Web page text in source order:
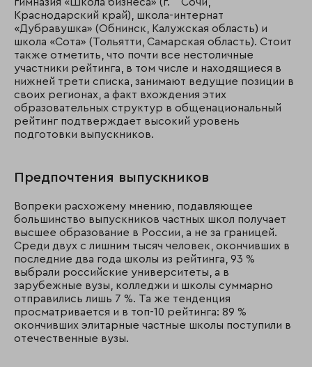
Краснодарский край), школа-интернат
«Дубравушка» (Обнинск, Калужская область) и
школа «Сота» (Тольятти, Самарская область). Стоит
также отметить, что почти все нестоличные
участники рейтинга, в том числе и находящиеся в
нижней трети списка, занимают ведущие позиции в
своих регионах, а факт вхождения этих
образовательных структур в общенациональный
рейтинг подтверждает высокий уровень
подготовки выпускников.
Предпочтения выпускников
Вопреки расхожему мнению, подавляющее
большинство выпускников частных школ получает
высшее образование в России, а не за границей.
Среди двух с лишним тысяч человек, окончивших в
последние два года школы из рейтинга, 93 %
выбрали российские университеты, а в
зарубежные вузы, колледжи и школы суммарно
отправились лишь 7 %. Та же тенденция
просматривается и в топ-10 рейтинга: 89 %
окончивших элитарные частные школы поступили в
отечественные вузы.